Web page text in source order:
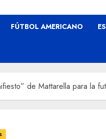
FÚTBOL AMERICANO
de Mattarella para la